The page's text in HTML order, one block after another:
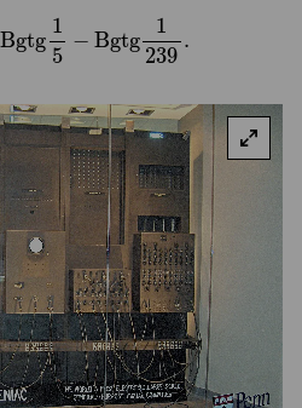
Bgtg
1
5
− Bgtg
1
239
.
15 .